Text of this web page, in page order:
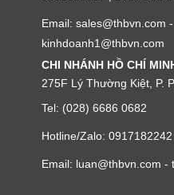
Email: sales@thbvn.com -
kinhdoanh1@thbvn.com
CHI NHÁNH HỒ CHÍ
275F Lý Thường Kiệt, P.
Tel: (028) 6686 0682
Hotline/Zalo:
Email: luan@thbvn.com -